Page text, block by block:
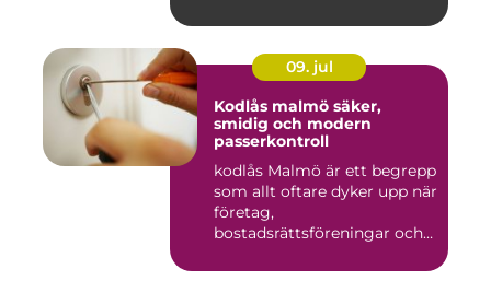
09. jul
Kodlås malmö säker,
smidig och modern
passerkontroll
kodlås Malmö är ett begrepp
som allt oftare dyker upp när
företag,
bostadsrättsföreningar och